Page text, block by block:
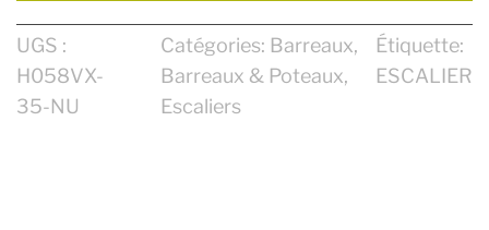
UGS :
H058VX-
35-NU
Catégories: Barreaux,
Barreaux & Poteaux,
Escaliers
Étiquette:
ESCALIER